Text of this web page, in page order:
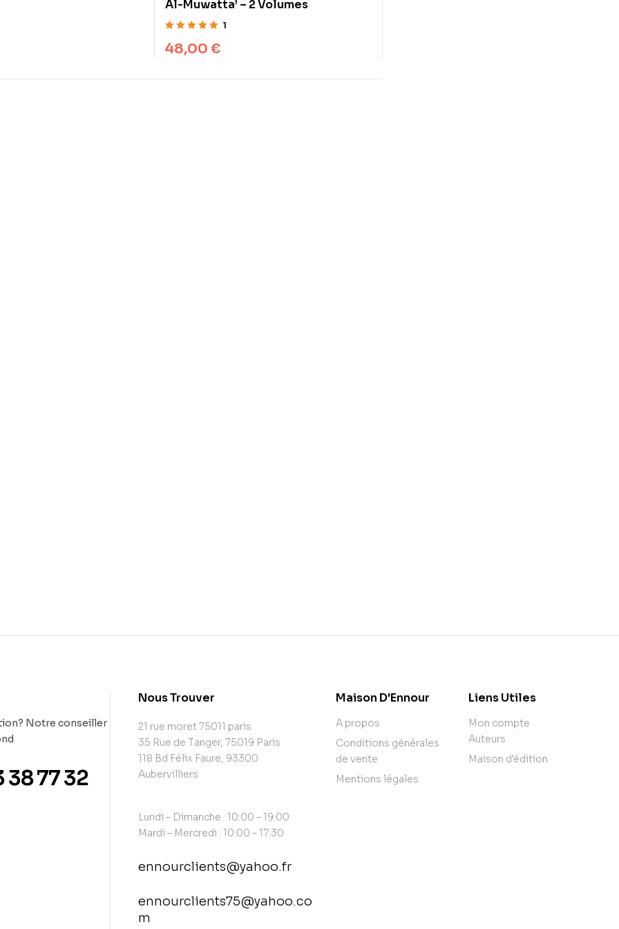
Al-Muwatta’ – 2 Volumes
5
1
48,00 €
Notre conseiller
38 77 32
Nous Trouver
21 rue moret 75011 paris
35 Rue de Tanger, 75019 Paris
118 Bd Félix Faure, 93300
Aubervilliers
Lundi – Dimanche : 10:00 – 19:00
Mardi – Mercredi : 10:00 – 17:30
ennourclients@yahoo.fr
ennourclients75@yahoo.co
m
Maison D'Ennour
A propos
Conditions générales
de vente
Mentions légales
Liens Utiles
Mon compte
Auteurs
Maison d'édition